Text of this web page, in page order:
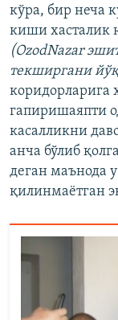
кўра, бир неча
киши хасталик
(OzodNazar
текширгани
коридорларига
гапиришаяпти
касалликни
анча бўлиб
деган маънода
қилинмаётган